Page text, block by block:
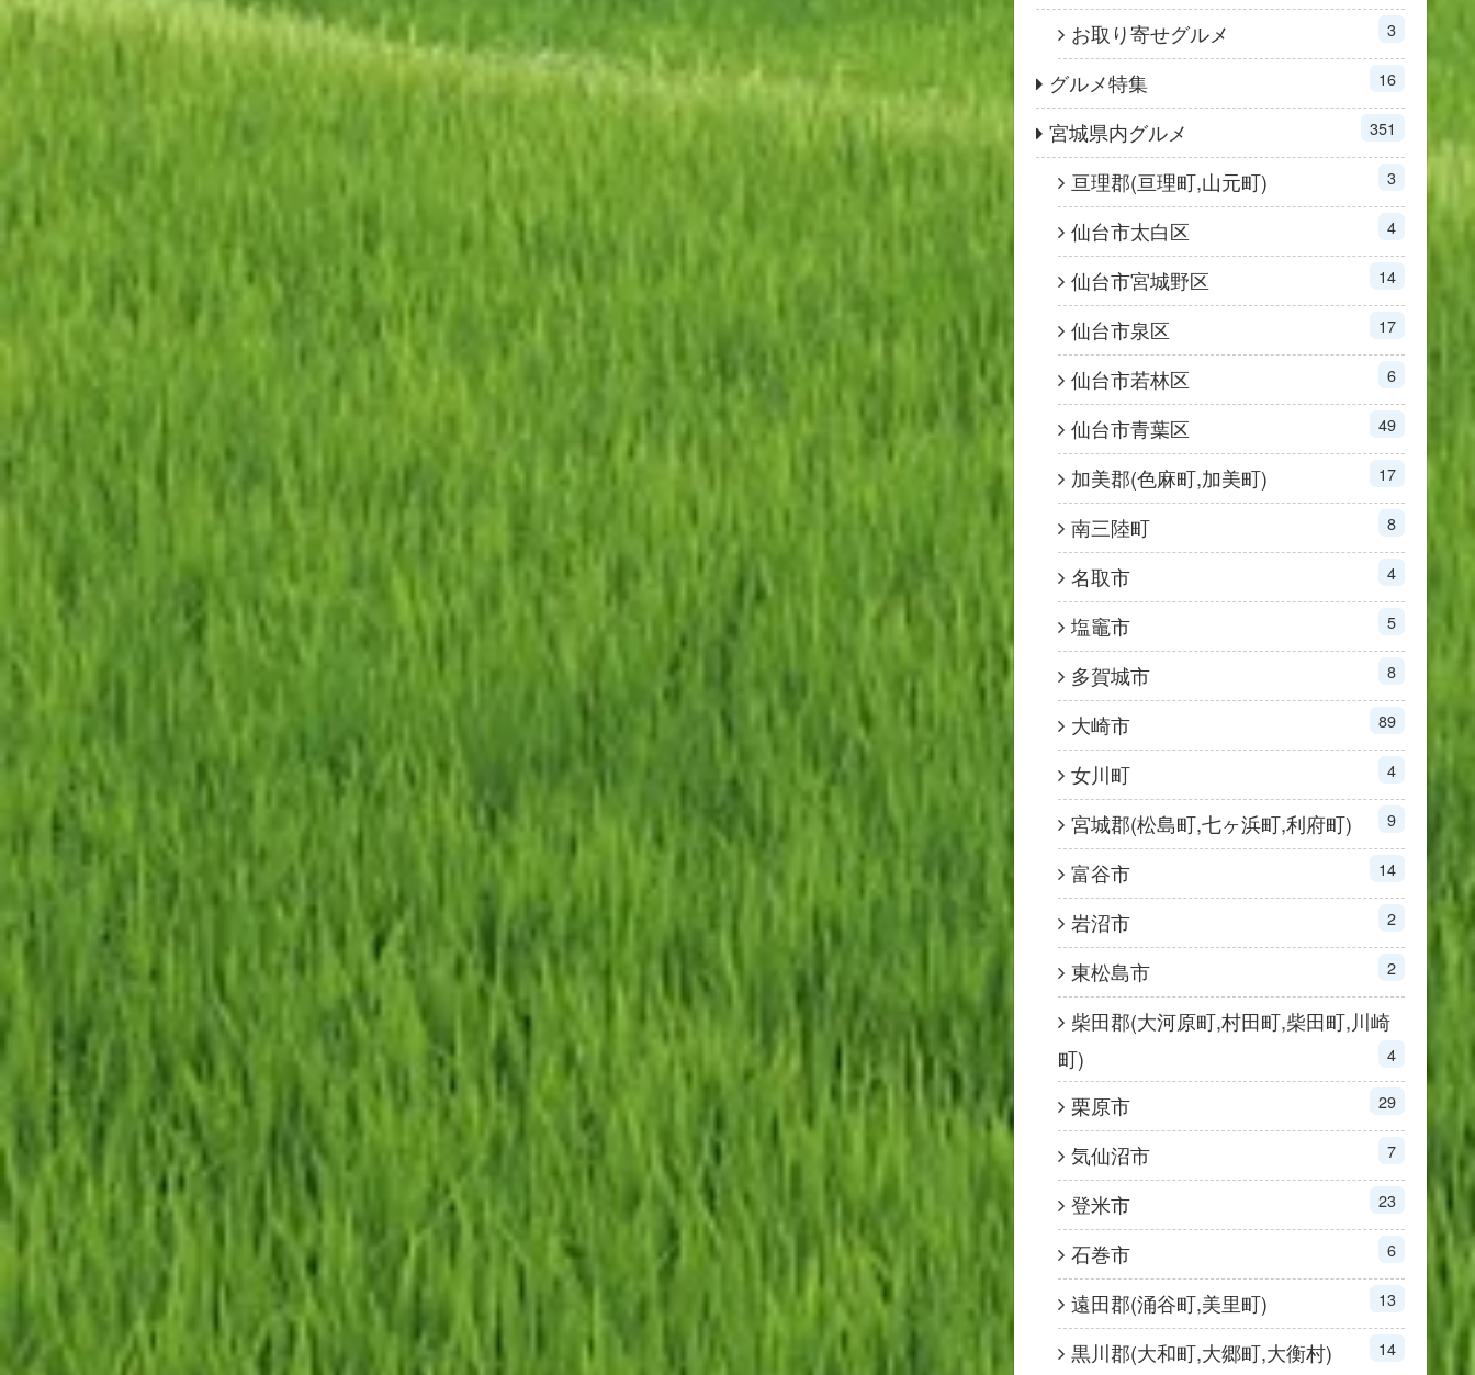
お取り寄せグルメ 3
グルメ特集 16
宮城県内グルメ 351
亘理郡(亘理町,山元町) 3
仙台市太白区 4
仙台市宮城野区 14
仙台市泉区 17
仙台市若林区 6
仙台市青葉区 49
加美郡(色麻町,加美町) 17
南三陸町 8
名取市 4
塩竈市 5
多賀城市 8
大崎市 89
女川町 4
宮城郡(松島町,七ヶ浜町,利府町) 9
富谷市 14
岩沼市 2
東松島市 2
柴田郡(大河原町,村田町,柴田町,川崎
町)
4
栗原市 29
気仙沼市 7
登米市 23
石巻市 6
遠田郡(涌谷町,美里町) 13
黒川郡(大和町,大郷町,大衡村) 14